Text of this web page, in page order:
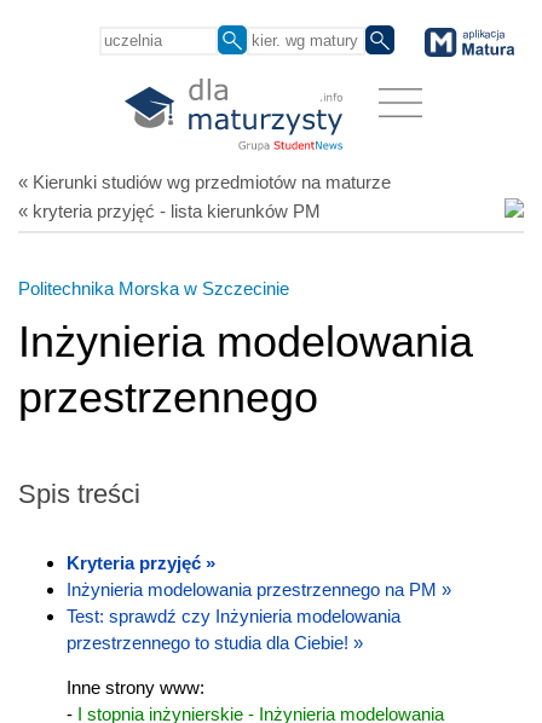
« Kierunki studiów wg przedmiotów na maturze
« kryteria przyjęć - lista kierunków PM
Politechnika Morska w Szczecinie
Inżynieria modelowania
przestrzennego
Spis treści
Kryteria przyjęć »
Inżynieria modelowania przestrzennego na PM »
Test: sprawdź czy Inżynieria modelowania
przestrzennego to studia dla Ciebie! »
Inne strony www:
- I stopnia inżynierskie - Inżynieria modelowania